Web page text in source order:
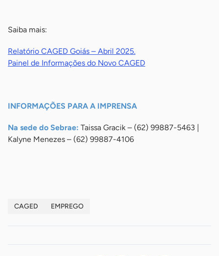
Saiba mais:
Relatório CAGED Goiás – Abril 2025.
Painel de Informações do Novo CAGED
INFORMAÇÕES PARA A IMPRENSA
Na sede do Sebrae: Taissa Gracik – (62) 99887-5463 |
Kalyne Menezes – (62) 99887-4106
CAGED EMPREGO